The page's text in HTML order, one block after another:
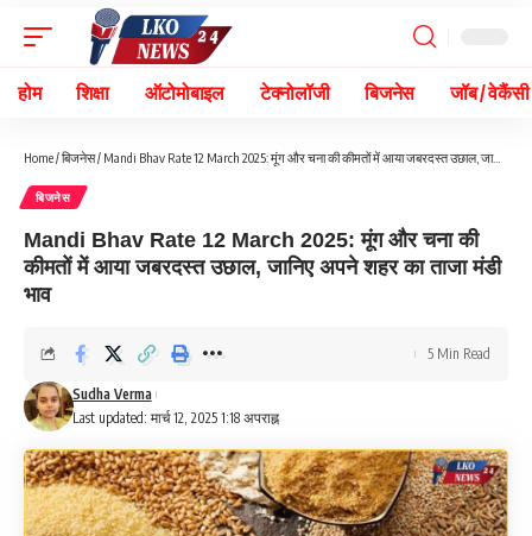
होम शिक्षा ऑटोमोबाइल टेक्नोलॉजी बिजनेस जॉब / वेकैंसी
Home/बिजनेस/ Mandi Bhav Rate 12 March 2025: मूंग और चना की कीमतों में आया जबरदस्त उछाल, जानिए अपने शहर का ताजा मंडी भाव
बिजनेस
Mandi Bhav Rate 12 March 2025: मूंग और चना की
कीमतों में आया जबरदस्त उछाल, जानिए अपने शहर का ताजा मंडी
भाव
Last updated: मार्च 12, 2025 1:18 अपराह्न
Sudha Verma
5 Min Read